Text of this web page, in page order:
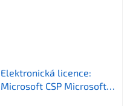
Elektronická licence:
Microsoft CSP Microsoft